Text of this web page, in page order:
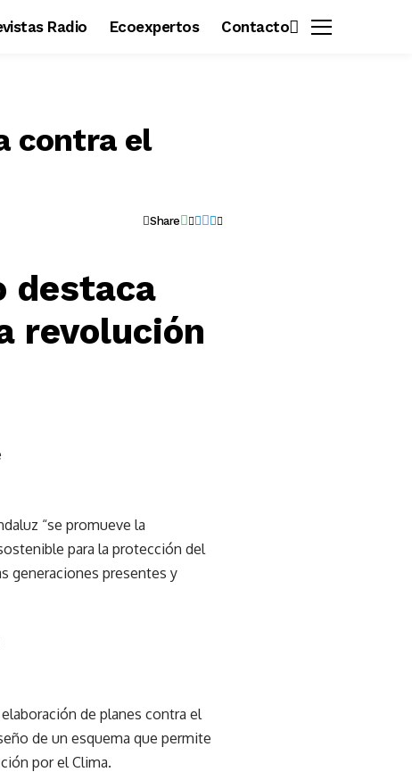
Radio Ecoexpertos Contacto
contra el
Share
destaca
revolución
“se promueve la
para la protección del
generaciones presentes y
de planes contra el
de un esquema que permite
por el Clima.